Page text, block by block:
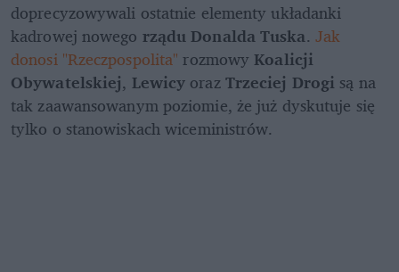
doprecyzowywali ostatnie elementy układanki
kadrowej nowego rządu Donalda Tuska. Jak
donosi "Rzeczpospolita" rozmowy Koalicji
Obywatelskiej, Lewicy oraz Trzeciej Drogi są na
tak zaawansowanym poziomie, że już dyskutuje się
tylko o stanowiskach wiceministrów.